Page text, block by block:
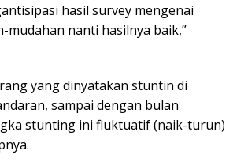
hasil survey mengenai
mudahan nanti hasilnya baik,”
yang dinyatakan stuntin di
sampai dengan bulan
stunting ini fluktuatif (naik-turun)